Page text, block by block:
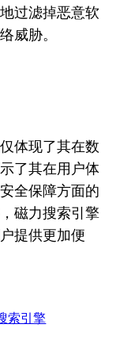
过滤掉恶意软
威胁。
体现了其在数
了其在用户体
全保障方面的
磁力搜索引擎
提供更加便
索引擎